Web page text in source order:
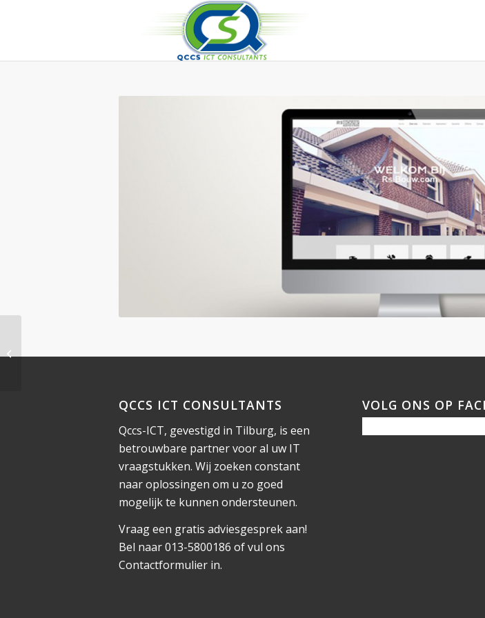
QCCS ICT CONSULTANTS
Qccs-ICT, gevestigd in Tilburg, is een
betrouwbare partner voor al uw IT
vraagstukken. Wij zoeken constant
naar oplossingen om u zo goed
mogelijk te kunnen ondersteunen.
Vraag een gratis adviesgesprek aan!
Bel naar 013-5800186 of vul ons
Contactformulier in.
VOLG ONS OP